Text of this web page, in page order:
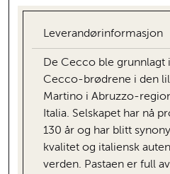
Leverandørinformasjon
De Cecco ble grunnlagt
Cecco-brødrene i den
Martino i Abruzzo-
Italia. Selskapet har nå
130 år og har blitt
kvalitet og italiensk
verden. Pastaen er full